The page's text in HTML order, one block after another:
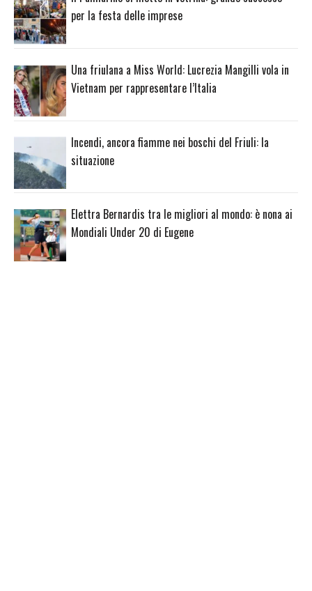
per la festa delle imprese
Una friulana a Miss World: Lucrezia Mangilli vola in
Vietnam per rappresentare l’Italia
Incendi, ancora fiamme nei boschi del Friuli: la
situazione
Elettra Bernardis tra le migliori al mondo: è nona ai
Mondiali Under 20 di Eugene